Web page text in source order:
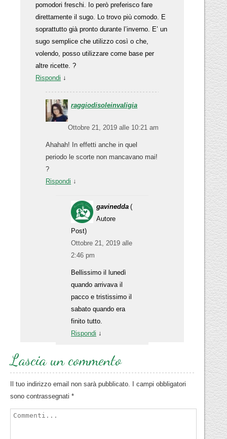
pomodori freschi. Io però preferisco fare
direttamente il sugo. Lo trovo più comodo. E
soprattutto già pronto durante l’inverno. E’ un
sugo semplice che utilizzo così o che,
volendo, posso utilizzare come base per
altre ricette. ?
Rispondi ↓
raggiodisoleinvaligia
Ottobre 21, 2019 alle 10:21 am
Ahahah! In effetti anche in quel
periodo le scorte non mancavano mai!
?
Rispondi ↓
gavinedda (
Autore
Post)
Ottobre 21, 2019 alle
2:46 pm
Bellissimo il lunedì
quando arrivava il
pacco e tristissimo il
sabato quando era
finito tutto.
Rispondi ↓
Lascia un commento
Il tuo indirizzo email non sarà pubblicato.
I campi obbligatori
sono contrassegnati*